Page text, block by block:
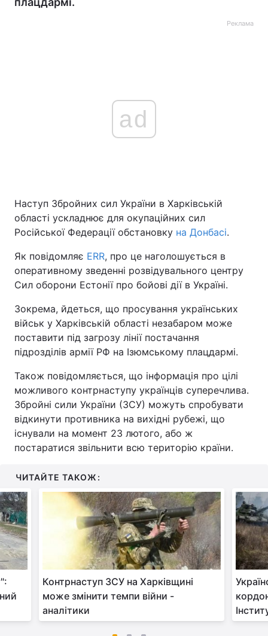
Реклама
ad
Наступ Збройних сил України в Харківській
області ускладнює для окупаційних сил
Російської Федерації обстановку на Донбасі.
Як повідомляє ERR, про це наголошується в
оперативному зведенні розвідувального центру
Сил оборони Естонії про бойові дії в Україні.
Зокрема, йдеться, що просування українських
військ у Харківській області незабаром може
поставити під загрозу лінії постачання
підрозділів армії РФ на Ізюмському плацдармі.
Також повідомляється, що інформація про цілі
можливого контрнаступу українців суперечлива.
Збройні сили України (ЗСУ) можуть спробувати
відкинути противника на вихідні рубежі, що
існували на момент 23 лютого, або ж
постаратися звільнити всю територію країни.
ЧИТАЙТЕ ТАКОЖ:
Контрнаступ ЗСУ на Харківщині
може змінити темпи війни -
аналітики